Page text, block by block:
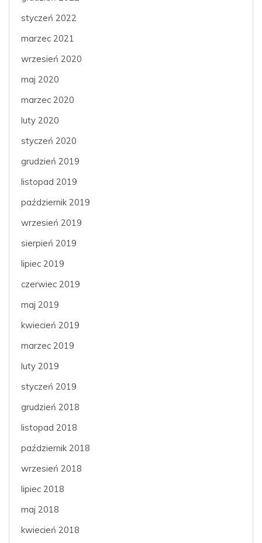
styczeń 2022
marzec 2021
wrzesień 2020
maj 2020
marzec 2020
luty 2020
styczeń 2020
grudzień 2019
listopad 2019
październik 2019
wrzesień 2019
sierpień 2019
lipiec 2019
czerwiec 2019
maj 2019
kwiecień 2019
marzec 2019
luty 2019
styczeń 2019
grudzień 2018
listopad 2018
październik 2018
wrzesień 2018
lipiec 2018
maj 2018
kwiecień 2018